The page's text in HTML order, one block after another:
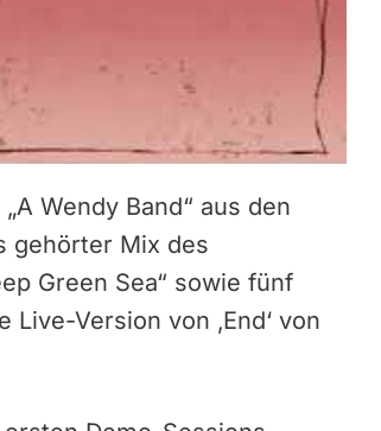
Wendy Band“ aus den
gehörter Mix des
Green Sea“ sowie fünf
Version von ‚End‘ von